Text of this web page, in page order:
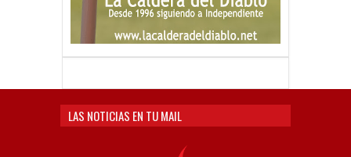
LAS NOTICIAS EN TU MAIL